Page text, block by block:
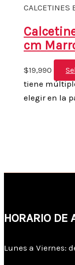
CALCETINES
cm
$19,990
tiene
elegir en la
HORARIO DE
Lunes a Viernes: